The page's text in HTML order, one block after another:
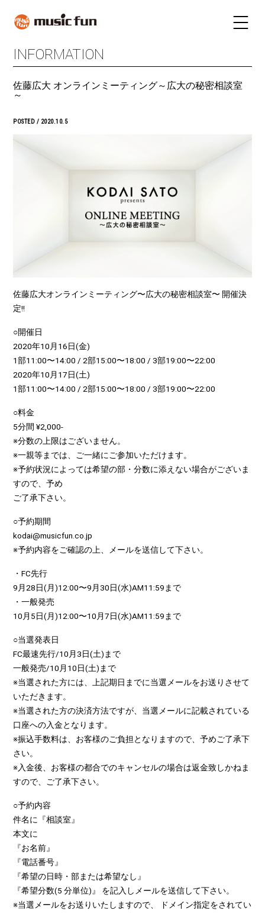
LIVE SCHEDULE
STAY INFORMATION
INFORMATION
佐藤広大 オンラインミーティング～広大の秘密相談室
～
POSTED / 2020.10.5
佐藤広大オンラインミーティング〜広大の秘密相談室〜 開催決
定!!
○開催日
2020年10月16日(金)
1部11:00〜14:00 / 2部15:00〜18:00 / 3部19:00〜22:00
2020年10月17日(土)
1部11:00〜14:00 / 2部15:00〜18:00 / 3部19:00〜22:00
○料金
5分間 ¥2,000-
※分数の上限はございません。
※一親等までは、ご一緒にご参加いただけます。
※予約状況によっては希望の部・分数に添えない場合がございま
すので、予め
ご了承下さい。
○予約期間
kodai@musicfun.co.jp
※予約内容をご確認の上、メールを送信して下さい。
・FC先行
9月28日(月)12:00〜9月30日(水)AM11:59まで
・一般発売
10月5日(月)12:00〜10月7日(水)AM11:59まで
○当選発表日
FC最速先行/10月3日(土)まで
一般発売/10月10日(土)まで
※当選された方には、上記期日までに当選メールをお送りさせて
いただきます。
※当選された方の決済方法ですが、当選メールに記載されている
口座への入金となります。
※振込手数料は、お客様のご負担となりますので、予めご了承下
さい。
※入金後、お客様の都合でのキャンセルの場合は返金致しかねま
すので、ご了承下さい。
○予約内容
件名に『相談室』
本文に
『お名前』
『電話番号』
『希望の日時・部または希望なし』
『希望分数(5 分単位)』 を記入しメールを送信して下さい。
※当選メールをお送りいたしますので、 ドメイン指定をされてい